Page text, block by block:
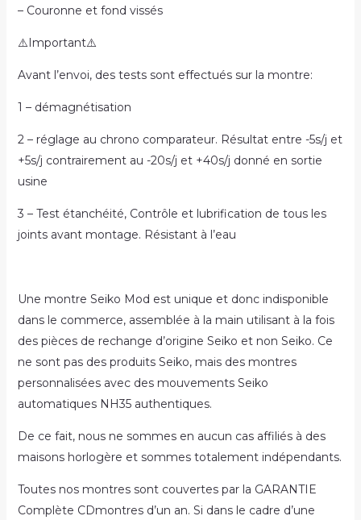
– Couronne et fond vissés
⚠️Important⚠️
Avant l’envoi, des tests sont effectués sur la montre:
1 – démagnétisation
2 – réglage au chrono comparateur. Résultat entre -5s/j et
+5s/j contrairement au -20s/j et +40s/j donné en sortie
usine
3 – Test étanchéité, Contrôle et lubrification de tous les
joints avant montage. Résistant à l’eau
Une montre Seiko Mod est unique et donc indisponible
dans le commerce, assemblée à la main utilisant à la fois
des pièces de rechange d’origine Seiko et non Seiko. Ce
ne sont pas des produits Seiko, mais des montres
personnalisées avec des mouvements Seiko
automatiques NH35 authentiques.
De ce fait, nous ne sommes en aucun cas affiliés à des
maisons horlogère et sommes totalement indépendants.
Toutes nos montres sont couvertes par la GARANTIE
Complète CDmontres d’un an. Si dans le cadre d’une